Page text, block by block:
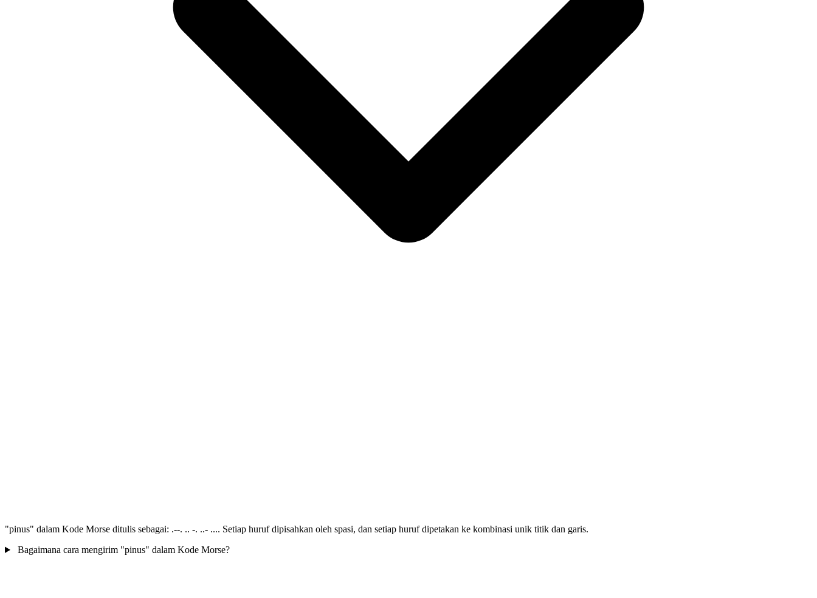
"pinus" dalam Kode Morse ditulis sebagai: .--. .. -. ..- .... Setiap huruf dipisahkan oleh spasi, dan setiap huruf dipetakan ke kombinasi unik titik dan garis.
Bagaimana cara mengirim "pinus" dalam Kode Morse?